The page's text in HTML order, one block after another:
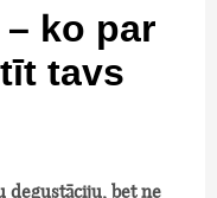
ko par
tavs
degustāciju, bet ne